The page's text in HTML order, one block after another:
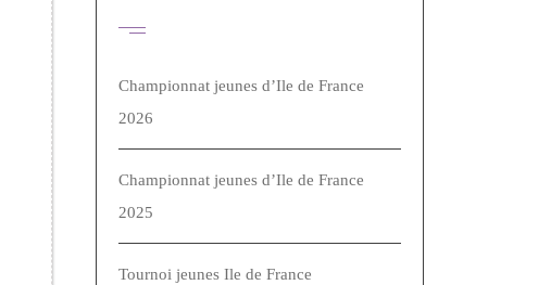
Championnat jeunes d’Ile de France
2026
Championnat jeunes d’Ile de France
2025
Tournoi jeunes Ile de France